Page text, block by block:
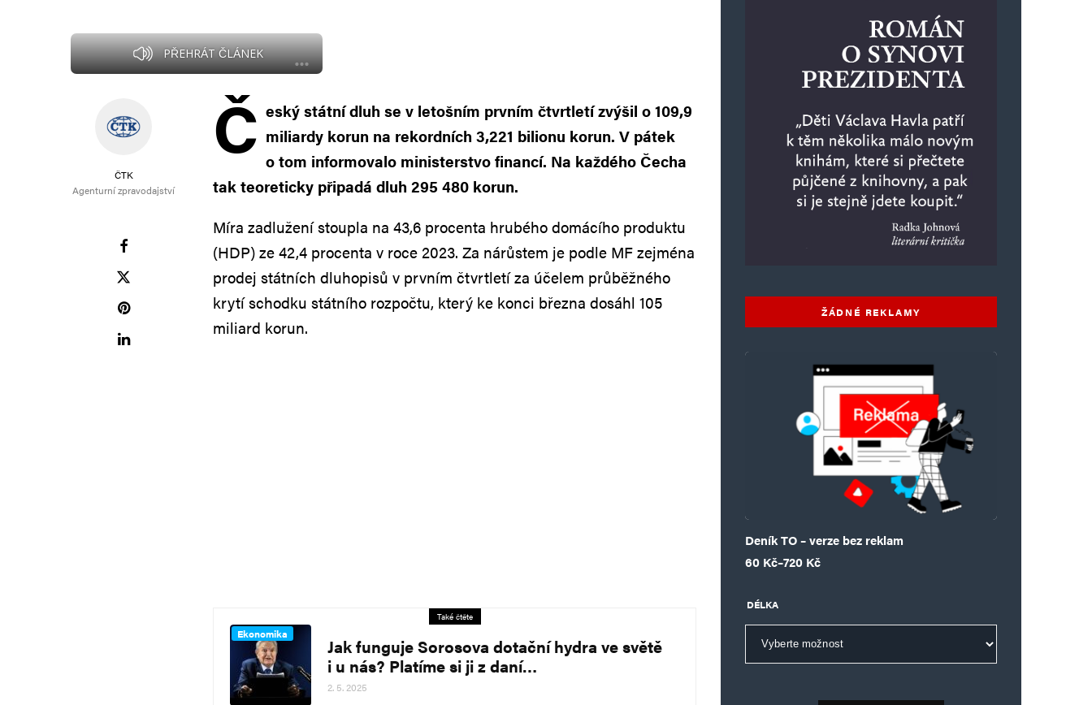
PŘEHRÁT ČLÁNEK
ČTK
Agenturní zpravodajství
Č eský státní dluh se v letošním prvním čtvrtletí zvýšil o 109,9
miliardy korun na rekordních 3,221 bilionu korun. V pátek
o tom informovalo ministerstvo financí. Na každého Čecha
tak teoreticky připadá dluh 295 480 korun.
Míra zadlužení stoupla na 43,6 procenta hrubého domácího produktu
(HDP) ze 42,4 procenta v roce 2023. Za nárůstem je podle MF zejména
prodej státních dluhopisů v prvním čtvrtletí za účelem průběžného
krytí schodku státního rozpočtu, který ke konci března dosáhl 105
miliard korun.
Také čtěte
Ekonomika
Jak funguje Sorosova dotační hydra ve světě
i u nás? Platíme si ji z daní…
2. 5. 2025
ŽÁDNÉ REKLAMY
Deník TO – verze bez reklam
60 Kč–720 Kč
Rozpětí cen: 60 Kč až 720 Kč
DÉLKA